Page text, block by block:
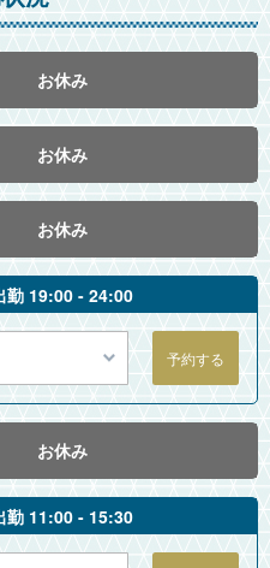
お休み
お休み
お休み
勤 19:00 - 24:00
お休み
勤 11:00 - 15:30